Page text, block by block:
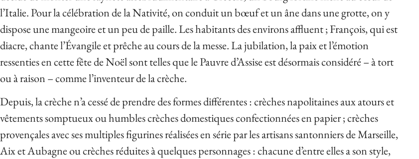
l’Italie. Pour la célébration de la Nativité, on conduit un bœuf et un âne dans une grotte, on y
dispose une mangeoire et un peu de paille. Les habitants des environs affluent ; François, qui est
diacre, chante l’Évangile et prêche au cours de la messe. La jubilation, la paix et l’émotion
ressenties en cette fête de Noël sont telles que le Pauvre d’Assise est désormais considéré – à tort
ou à raison – comme l’inventeur de la crèche.
Depuis, la crèche n’a cessé de prendre des formes différentes : crèches napolitaines aux atours et
vêtements somptueux ou humbles crèches domestiques confectionnées en papier ; crèches
provençales avec ses multiples figurines réalisées en série par les artisans santonniers de Marseille,
Aix et Aubagne ou crèches réduites à quelques personnages : chacune d’entre elles a son style,